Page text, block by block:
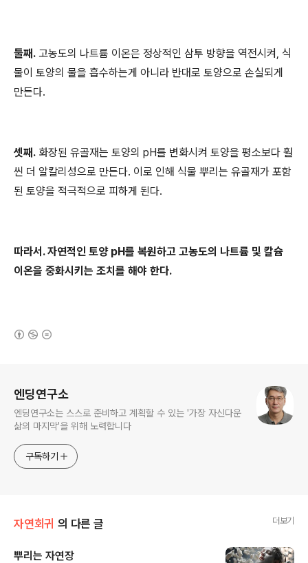
둘째. 고농도의 나트륨 이온은 정상적인 삼투 방향을 역전시켜, 식
물이 토양의 물을 흡수하는게 아니라 반대로 토양으로 손실되게
만든다.
셋째. 화장된 유골재는 토양의 pH를 변화시켜 토양을 평소보다 훨
씬 더 알칼리성으로 만든다. 이로 인해 식물 뿌리는 유골재가 포함
된 토양을 적극적으로 피하게 된다.
따라서. 자연적인 토양 pH를 복원하고 고농도의 나트륨 및 칼슘
이온을 중화시키는 조치를 해야 한다.
엔딩연구소
엔딩연구소는 스스로 준비하고 계획할 수 있는 '가장 자신다운
삶의 마지막'을 위해 노력합니다
구독하기
자연회귀 의 다른 글 더보기
뿌리는 자연장